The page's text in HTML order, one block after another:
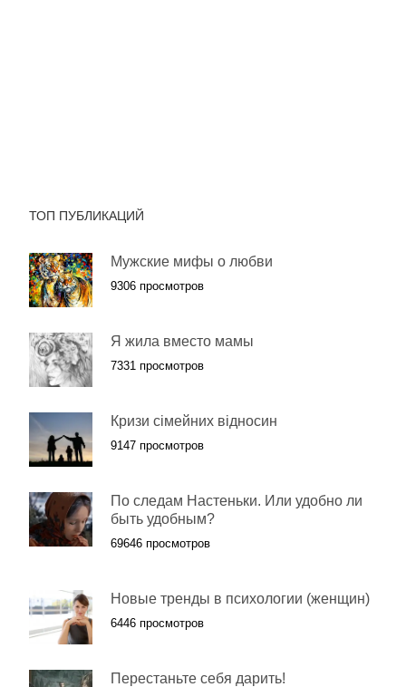
ТОП ПУБЛИКАЦИЙ
Мужские мифы о любви
9306 просмотров
Я жила вместо мамы
7331 просмотров
Кризи сімейних відносин
9147 просмотров
По следам Настеньки. Или удобно ли
быть удобным?
69646 просмотров
Новые тренды в психологии (женщин)
6446 просмотров
Перестаньте себя дарить!